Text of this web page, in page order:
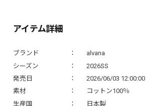
アイテム詳細
ブランド
alvana
シーズン
2026SS
発売日
2026/06/03 12:00:00
素材
コットン100％
生産国
日本製